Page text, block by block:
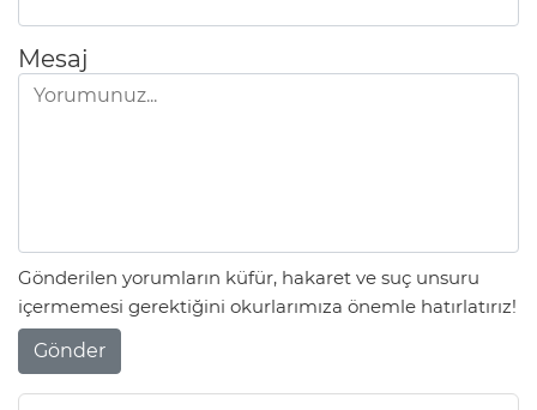
Mesaj
Gönderilen yorumların küfür, hakaret ve suç unsuru
içermemesi gerektiğini okurlarımıza önemle hatırlatırız!
Gönder